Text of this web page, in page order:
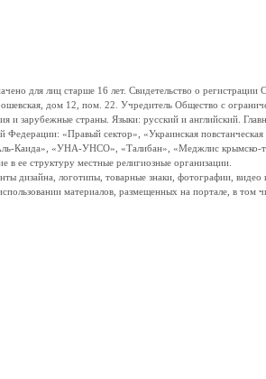
для лиц старше 16 лет. Свидетельство о
дом 12, пом. 22. Учредитель Общество с
и зарубежные страны. Языки: русский и английский.
Федерации: «Правый сектор», «Украинская
Каида», «УНА-УНСО», «Талибан», «Меджлис крымско-
в ее структуру местные религиозные организации.
дизайна, логотипы, товарные знаки, фотографии,
материалов, размещенных на портале, в том